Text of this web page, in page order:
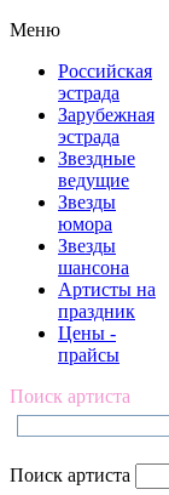
Меню
Российская
эстрада
Зарубежная
эстрада
Звездные
ведущие
Звезды
юмора
Звезды
шансона
Артисты на
праздник
Цены -
прайсы
Поиск артиста
Поиск артиста